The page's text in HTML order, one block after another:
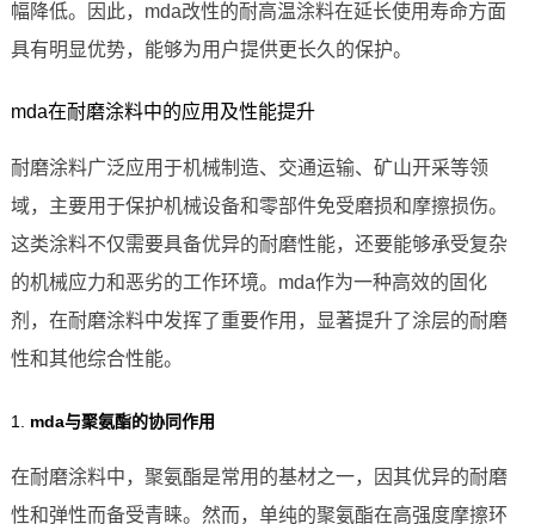
幅降低。因此，mda改性的耐高温涂料在延长使用寿命方面
具有明显优势，能够为用户提供更长久的保护。
mda在耐磨涂料中的应用及性能提升
耐磨涂料广泛应用于机械制造、交通运输、矿山开采等领
域，主要用于保护机械设备和零部件免受磨损和摩擦损伤。
这类涂料不仅需要具备优异的耐磨性能，还要能够承受复杂
的机械应力和恶劣的工作环境。mda作为一种高效的固化
剂，在耐磨涂料中发挥了重要作用，显著提升了涂层的耐磨
性和其他综合性能。
1. mda与聚氨酯的协同作用
在耐磨涂料中，聚氨酯是常用的基材之一，因其优异的耐磨
性和弹性而备受青睐。然而，单纯的聚氨酯在高强度摩擦环